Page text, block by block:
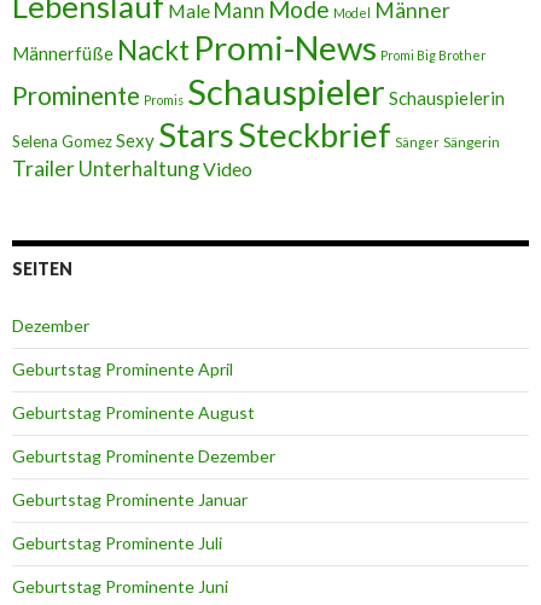
Male Mann Mode Model Männer
Männerfüße Nackt Promi-News Promi Big Brother
Prominente Promis Schauspieler Schauspielerin
Selena GomezSexy StarsSteckbrief Sänger Sängerin
Trailer UnterhaltungVideo
SEITEN
Dezember
Geburtstag Prominente April
Geburtstag Prominente August
Geburtstag Prominente Dezember
Geburtstag Prominente Januar
Geburtstag Prominente Juli
Geburtstag Prominente Juni